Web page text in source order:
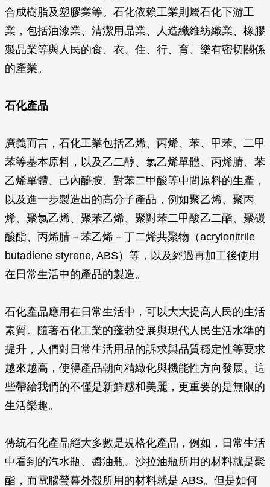
合成樹脂及塑膠業等。石化依賴工業則屬石化下游工
業，包括油漆業、清潔用品業、人造纖維紡織業、橡膠
製品業等與人民的食、衣、住、行、育、樂有密切關係
的產業。
石化產品
廣義而言，石化工業包括乙烯、丙烯、苯、甲苯、二甲
苯等基本原料，以及乙二醇、氯乙烯單體、丙烯腈、苯
乙烯單體、己內醯胺、對苯二甲酸等中間原料的生產，
以及進一步製造出的高分子產品，例如聚乙烯、聚丙
烯、聚氯乙烯、聚苯乙烯、聚對苯二甲酸乙二酯、聚碳
酸酯、丙烯腈－苯乙烯－丁二烯共聚物（acrylonitrile
butadiene styrene, ABS）等，以及經過再加工後使用
在日常生活中的產品的製造。
石化產品應用在日常生活中，可以大大提高人民的生活
素質。隨著石化工業的蓬勃發展與現代人民生活水準的
提升，人們對日常生活用品的訴求與品質穩定性等要求
越來越高，使得產品朝向精緻化與機能性方向發展。這
些帶給我們的不僅是新鮮感和美麗，更重要的是無限的
生活樂趣。
傳統石化產品絕大多數是規格化產品，例如，日常生活
中看到的汽水瓶、醬油瓶、沙拉油瓶所用的材料就是聚
酯，而電腦螢幕外殼所用的材料就是 ABS。但是如何